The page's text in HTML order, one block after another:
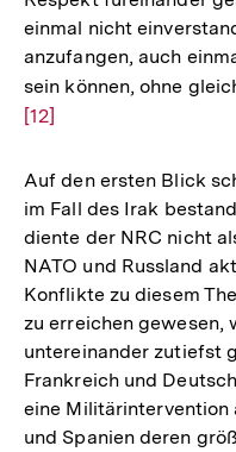
einmal nicht
anzufangen, auch
sein können, ohne
[12]
Auf den ersten Blick
im Fall des Irak
diente der NRC nicht
NATO und Russland
Konflikte zu diesem
zu erreichen gewesen,
untereinander zutiefst
Frankreich und
eine Militärintervention
und Spanien deren